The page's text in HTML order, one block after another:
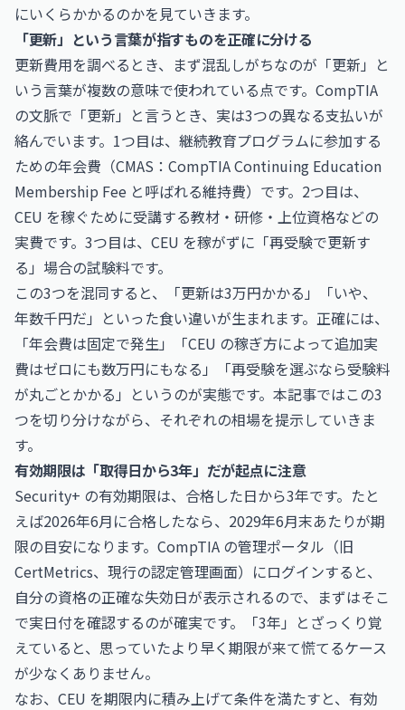
にいくらかかるのかを見ていきます。
「更新」という言葉が指すものを正確に分ける
更新費用を調べるとき、まず混乱しがちなのが「更新」と
いう言葉が複数の意味で使われている点です。CompTIA
の文脈で「更新」と言うとき、実は3つの異なる支払いが
絡んでいます。1つ目は、継続教育プログラムに参加する
ための年会費（CMAS：CompTIA Continuing Education
Membership Fee と呼ばれる維持費）です。2つ目は、
CEU を稼ぐために受講する教材・研修・上位資格などの
実費です。3つ目は、CEU を稼がずに「再受験で更新す
る」場合の試験料です。
この3つを混同すると、「更新は3万円かかる」「いや、
年数千円だ」といった食い違いが生まれます。正確には、
「年会費は固定で発生」「CEU の稼ぎ方によって追加実
費はゼロにも数万円にもなる」「再受験を選ぶなら受験料
が丸ごとかかる」というのが実態です。本記事ではこの3
つを切り分けながら、それぞれの相場を提示していきま
す。
有効期限は「取得日から3年」だが起点に注意
Security+ の有効期限は、合格した日から3年です。たと
えば2026年6月に合格したなら、2029年6月末あたりが期
限の目安になります。CompTIA の管理ポータル（旧
CertMetrics、現行の認定管理画面）にログインすると、
自分の資格の正確な失効日が表示されるので、まずはそこ
で実日付を確認するのが確実です。「3年」とざっくり覚
えていると、思っていたより早く期限が来て慌てるケース
が少なくありません。
なお、CEU を期限内に積み上げて条件を満たすと、有効